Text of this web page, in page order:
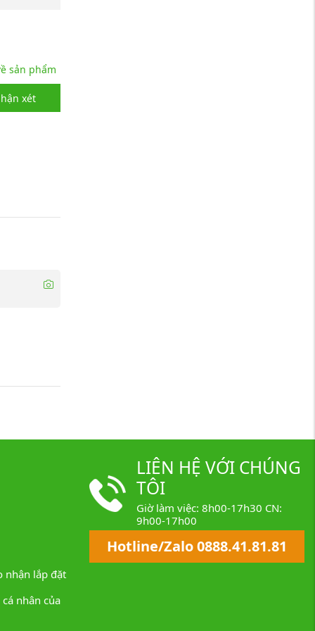
sản phẩm
xét
nhận lắp đặt
nhân của
LIÊN HỆ VỚI CHÚNG
TÔI
Giờ làm việc: 8h00-17h30 CN:
9h00-17h00
Hotline/Zalo 0888.41.81.81